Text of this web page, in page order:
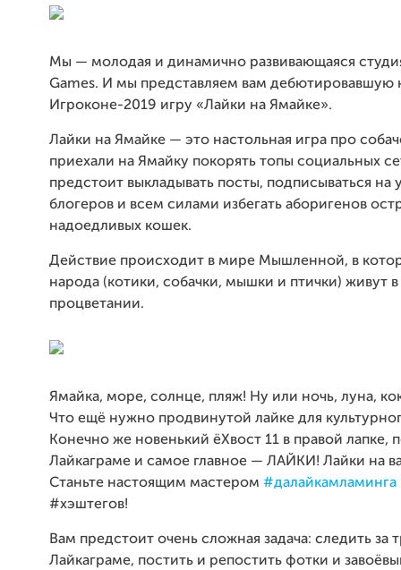
Мы — молодая и динамично развивающаяся
Games. И мы представляем вам дебютировавшую
Игроконе-2019 игру «Лайки на Ямайке».
Лайки на Ямайке — это настольная игра про
приехали на Ямайку покорять топы социальных
предстоит выкладывать посты, подписываться на
блогеров и всем силами избегать аборигенов
надоедливых кошек.
Действие происходит в мире Мышленной, в
народа (котики, собачки, мышки и птички) живут
процветании.
Ямайка, море, солнце, пляж! Ну или ночь, луна,
Что ещё нужно продвинутой лайке для
Конечно же новенький ёХвост 11 в правой лапке,
Лайкаграме и самое главное — ЛАЙКИ! Лайки на
Станьте настоящим мастером #далайкамламинга
#хэштегов!
Вам предстоит очень сложная задача: следить за
Лайкаграме, постить и репостить фотки и